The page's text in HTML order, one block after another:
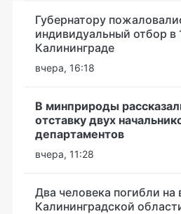
Губернатору
индивидуальный отбор в
Калининграде
вчера, 16:18
В минприроды
отставку двух
департаментов
вчера, 11:28
Два человека погибли на
Калининградской